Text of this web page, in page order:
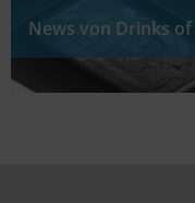
News von Drinks